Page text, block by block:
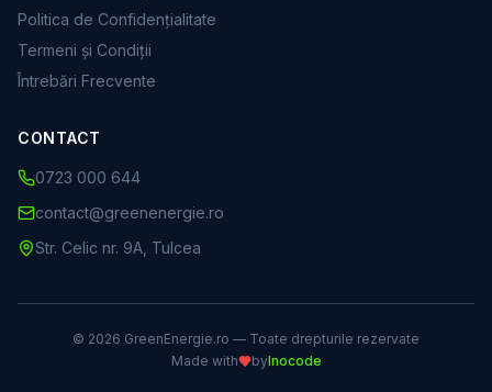
Politica de Confidențialitate
Termeni și Condiții
Întrebări Frecvente
CONTACT
0723 000 644
contact@greenenergie.ro
Str. Celic nr. 9A, Tulcea
© 2026 GreenEnergie.ro — Toate drepturile rezervate
Made with
byInocode